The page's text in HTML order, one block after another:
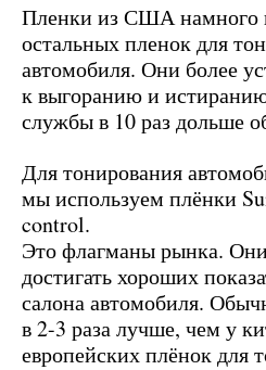
Пленки из США намного
остальных пленок для
автомобиля. Они более
к выгоранию и
службы в 10 раз дольше
Для тонирования
мы используем плёнки
control.
Это флагманы рынка.
достигать хороших
салона автомобиля.
в 2-3 раза лучше, чем у
европейских плёнок для